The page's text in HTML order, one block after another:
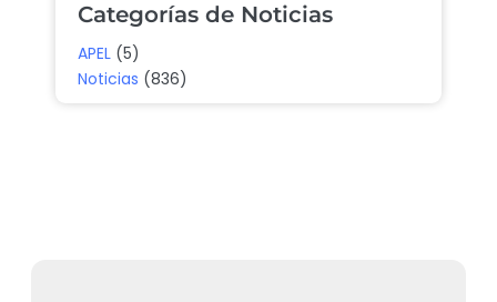
Categorías de Noticias
APEL (5)
Noticias (836)